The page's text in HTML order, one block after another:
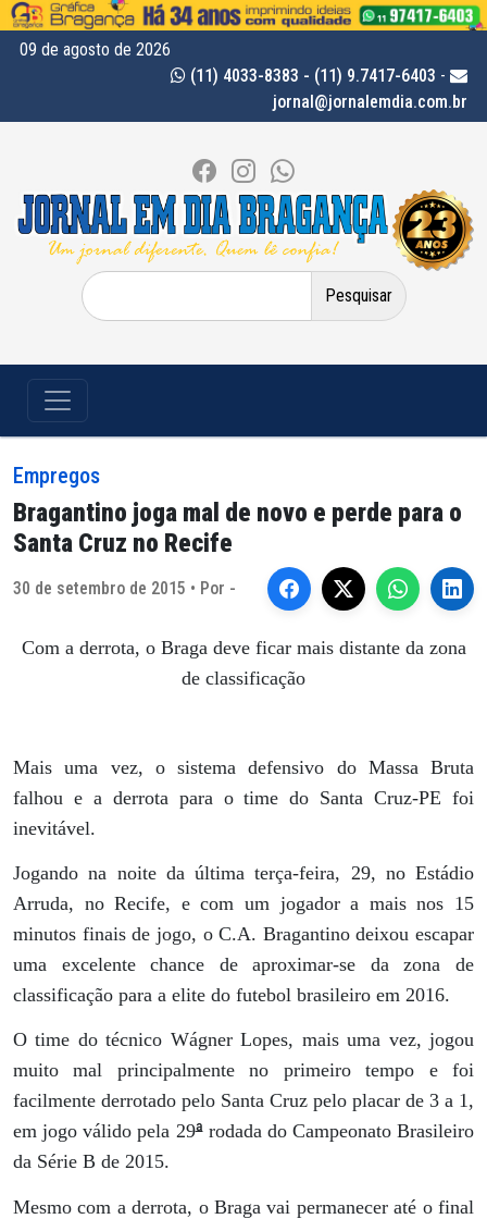
09 de agosto de 2026
(11) 4033-8383 - (11) 9.7417-6403 -
jornal@jornalemdia.com.br
Pesquisar
por:
Empregos
Bragantino joga mal de novo e perde para o
Santa Cruz no Recife
30 de setembro de 2015 • Por -
Com a derrota, o Braga deve ficar mais distante da zona
de classificação
Mais uma vez, o sistema defensivo do Massa Bruta
falhou e a derrota para o time do Santa Cruz-PE foi
inevitável.
Jogando na noite da última terça-feira, 29, no Estádio
Arruda, no Recife, e com um jogador a mais nos 15
minutos finais de jogo, o C.A. Bragantino deixou escapar
uma excelente chance de aproximar-se da zona de
classificação para a elite do futebol brasileiro em 2016.
O time do técnico Wágner Lopes, mais uma vez, jogou
muito mal principalmente no primeiro tempo e foi
facilmente derrotado pelo Santa Cruz pelo placar de 3 a 1,
em jogo válido pela 29ªrodada do Campeonato Brasileiro
da Série B de 2015.
Mesmo com a derrota, o Braga vai permanecer até o final